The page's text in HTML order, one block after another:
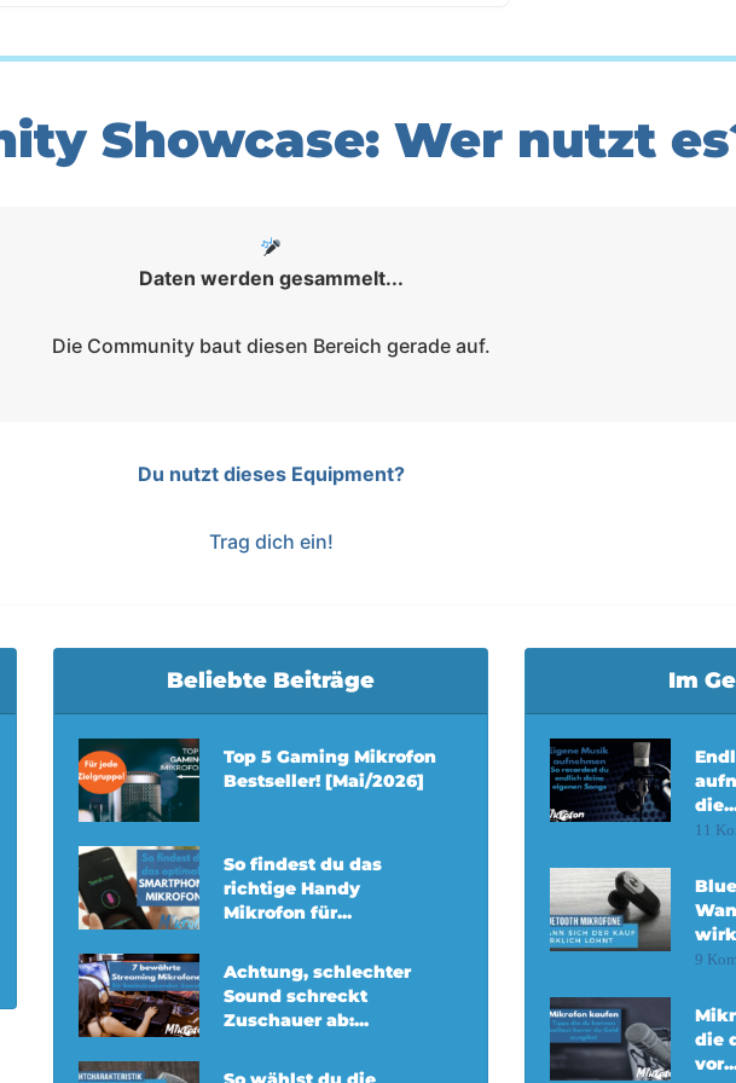
Showcase: Wer nutzt
Daten werden gesammelt...
Die Community baut diesen Bereich gerade auf.
Du nutzt dieses Equipment?
Trag dich ein!
Beliebte Beiträge
Top 5 Gaming Mikrofon
Bestseller! [Mai/2026]
So findest du das
richtige Handy
Mikrofon für...
Achtung, schlechter
Sound schreckt
Zuschauer ab:...
Im
11
9
die